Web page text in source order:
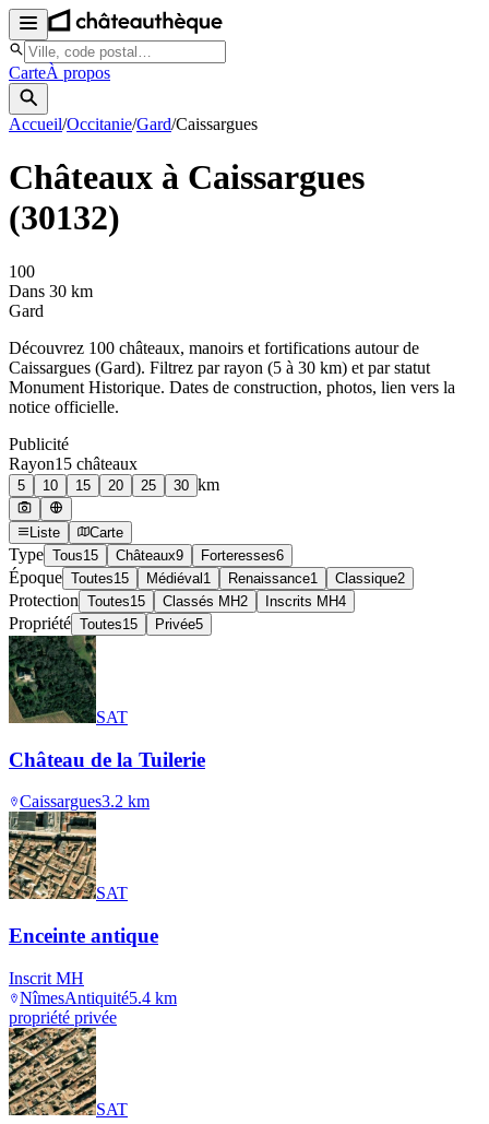
CarteÀ propos
Accueil/Occitanie/Gard/Caissargues
Châteaux à Caissargues
(30132)
100
Dans 30 km
Gard
Découvrez 100 châteaux, manoirs et fortifications autour de
Caissargues (Gard). Filtrez par rayon (5 à 30 km) et par statut
Monument Historique. Dates de construction, photos, lien vers la
notice officielle.
Publicité
Rayon15 châteaux
5 10 15 20 25 30 km
Liste Carte
Type Tous15 Châteaux9 Forteresses6
Époque Toutes15 Médiéval 1 Renaissance1 Classique2
Protection Toutes15 Classés MH2 Inscrits MH4
Propriété Toutes15 Privée5
SAT
Château de la Tuilerie
Caissargues3.2 km
SAT
Enceinte antique
Inscrit MH
NîmesAntiquité5.4 km
propriété privée
SAT